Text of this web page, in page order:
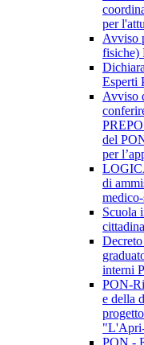
per
Avviso
fisiche)
Esperti
Avviso
del
per
di
Scuola
interni
PON-
e della